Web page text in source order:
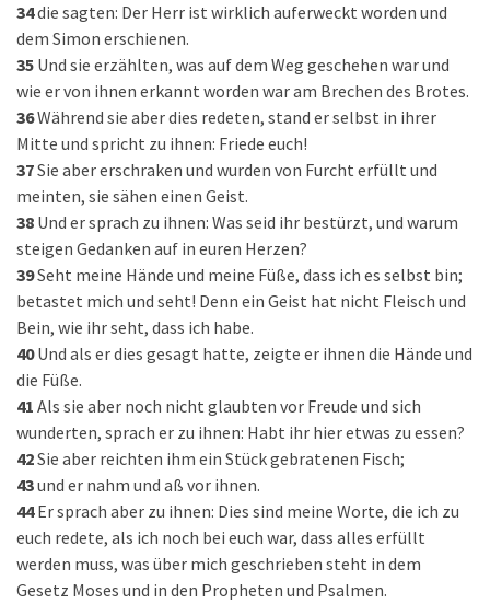
34die sagten: Der Herr ist wirklich auferweckt worden und
dem Simon erschienen.
35 Und sie erzählten, was auf dem Weg geschehen war und
wie er von ihnen erkannt worden war am Brechen des Brotes.
36Während sie aber dies redeten, stand er selbst in ihrer
Mitte und spricht zu ihnen: Friede euch!
37Sie aber erschraken und wurden von Furcht erfüllt und
meinten, sie sähen einen Geist.
38 Und er sprach zu ihnen: Was seid ihr bestürzt, und warum
steigen Gedanken auf in euren Herzen?
39Seht meine Hände und meine Füße, dass ich es selbst bin;
betastet mich und seht! Denn ein Geist hat nicht Fleisch und
Bein, wie ihr seht, dass ich habe.
40 Und als er dies gesagt hatte, zeigte er ihnen die Hände und
die Füße.
41 Als sie aber noch nicht glaubten vor Freude und sich
wunderten, sprach er zu ihnen: Habt ihr hier etwas zu essen?
42Sie aber reichten ihm ein Stück gebratenen Fisch;
43und er nahm und aß vor ihnen.
44 Er sprach aber zu ihnen: Dies sind meine Worte, die ich zu
euch redete, als ich noch bei euch war, dass alles erfüllt
werden muss, was über mich geschrieben steht in dem
Gesetz Moses und in den Propheten und Psalmen.